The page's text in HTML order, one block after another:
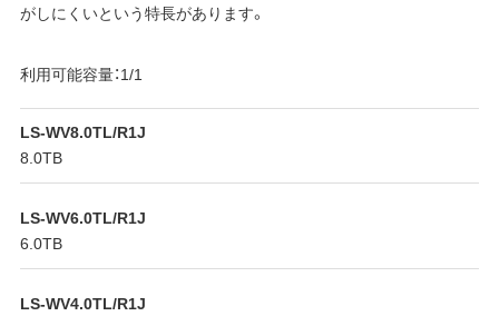
がしにくいという特長があります。
利用可能容量：1/1
LS-WV8.0TL/R1J
8.0TB
LS-WV6.0TL/R1J
6.0TB
LS-WV4.0TL/R1J